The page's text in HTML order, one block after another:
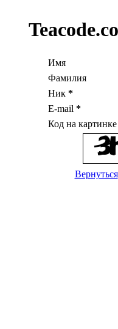
Имя
Фамилия
Ник *
E-mail *
Код на
Вернуться